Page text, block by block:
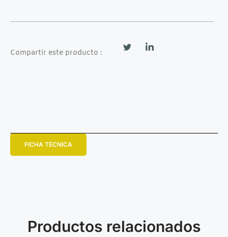
Compartir este producto :
FICHA TÉCNICA
Productos relacionados